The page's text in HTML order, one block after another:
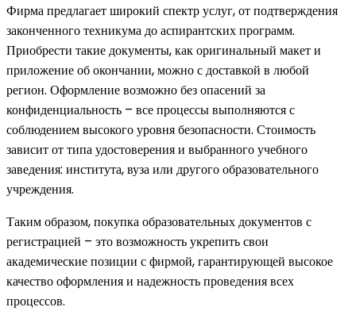
Фирма предлагает широкий спектр услуг, от подтверждения
законченного техникума до аспирантских программ.
Приобрести такие документы, как оригинальный макет и
приложение об окончании, можно с доставкой в любой
регион. Оформление возможно без опасений за
конфиденциальность – все процессы выполняются с
соблюдением высокого уровня безопасности. Стоимость
зависит от типа удостоверения и выбранного учебного
заведения: института, вуза или другого образовательного
учреждения.
Таким образом, покупка образовательных документов с
регистрацией – это возможность укрепить свои
академические позиции с фирмой, гарантирующей высокое
качество оформления и надежность проведения всех
процессов.